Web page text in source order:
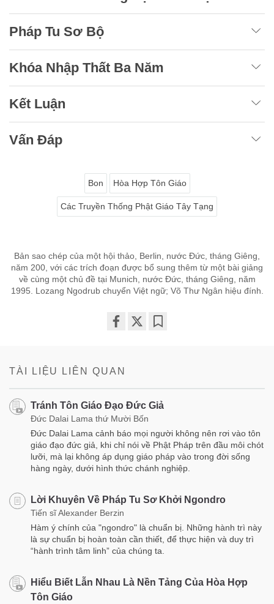
Pháp Tu Sơ Bộ
Khóa Nhập Thất Ba Năm
Kết Luận
Vấn Đáp
Bon Hòa Hợp Tôn Giáo
Các Truyền Thống Phật Giáo Tây Tạng
Bản sao chép của một hội thảo, Berlin, nước Đức, tháng Giêng,
năm 200, với các trích đoạn được bổ sung thêm từ một bài giảng
về cùng một chủ đề tại Munich, nước Đức, tháng Giêng, năm
1995. Lozang Ngodrub chuyển Việt ngữ; Võ Thư Ngân hiệu đính.
TÀI LIỆU LIÊN QUAN
Tránh Tôn Giáo Đạo Đức Giả
Đức Dalai Lama thứ Mười Bốn
Đức Dalai Lama cảnh báo mọi người không nên rơi vào tôn
giáo đạo đức giả, khi chỉ nói về Phật Pháp trên đầu môi chót
lưỡi, mà lại không áp dụng giáo pháp vào trong đời sống
hàng ngày, dưới hình thức chánh nghiệp.
Lời Khuyên Về Pháp Tu Sơ Khởi Ngondro
Tiến sĩ Alexander Berzin
Hàm ý chính của "ngondro" là chuẩn bị. Những hành trì này
là sự chuẩn bị hoàn toàn cần thiết, để thực hiện và duy trì
“hành trình tâm linh” của chúng ta.
Hiểu Biết Lẫn Nhau Là Nền Tảng Của Hòa Hợp
Tôn Giáo